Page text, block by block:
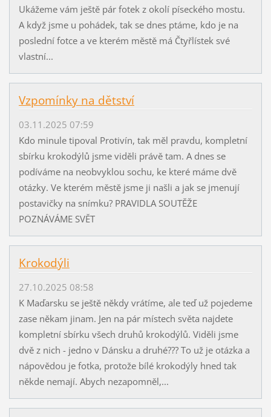
Ukážeme vám ještě pár fotek z okolí píseckého mostu.
A když jsme u pohádek, tak se dnes ptáme, kdo je na
poslední fotce a ve kterém městě má Čtyřlístek své
vlastní...
Vzpomínky na dětství
03.11.2025 07:59
Kdo minule tipoval Protivín, tak měl pravdu, kompletní
sbírku krokodýlů jsme viděli právě tam. A dnes se
podíváme na neobvyklou sochu, ke které máme dvě
otázky. Ve kterém městě jsme ji našli a jak se jmenují
postavičky na snímku? PRAVIDLA SOUTĚŽE
POZNÁVÁME SVĚT
Krokodýli
27.10.2025 08:58
K Maďarsku se ještě někdy vrátíme, ale teď už pojedeme
zase někam jinam. Jen na pár místech světa najdete
kompletní sbírku všech druhů krokodýlů. Viděli jsme
dvě z nich - jedno v Dánsku a druhé??? To už je otázka a
nápovědou je fotka, protože bílé krokodýly hned tak
někde nemají. Abych nezapomněl,...